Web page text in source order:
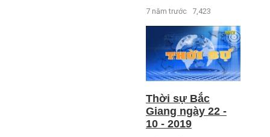
7 năm trước 7,423
Thời sự Bắc
Giang ngày 22 -
10 - 2019